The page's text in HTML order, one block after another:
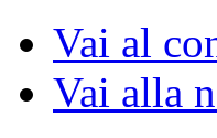
Vai al
Vai alla